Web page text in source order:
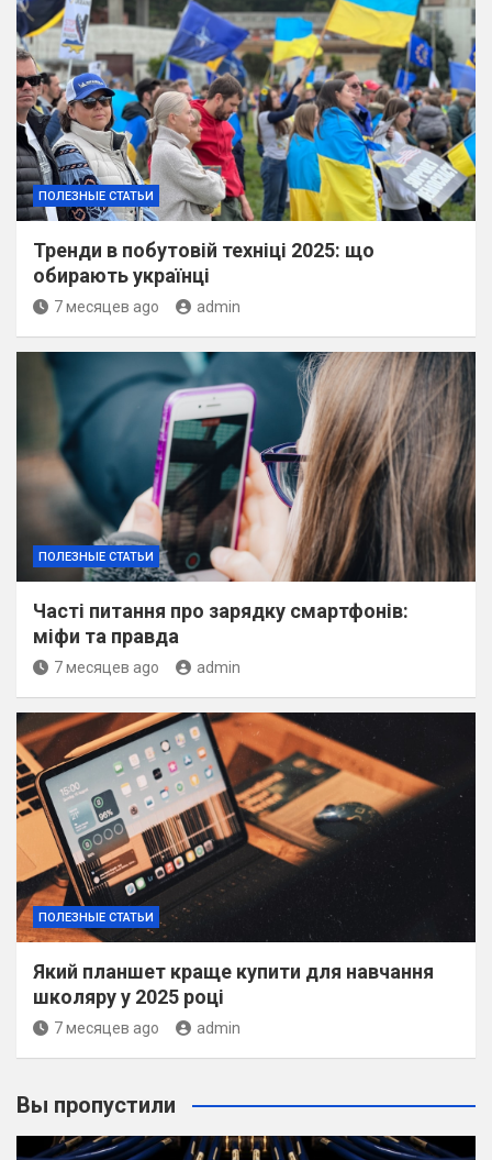
ПОЛЕЗНЫЕ СТАТЬИ
Тренди в побутовій техніці 2025: що
обирають українці
7 месяцев ago admin
ПОЛЕЗНЫЕ СТАТЬИ
Часті питання про зарядку смартфонів:
міфи та правда
7 месяцев ago admin
ПОЛЕЗНЫЕ СТАТЬИ
Який планшет краще купити для навчання
школяру у 2025 році
7 месяцев ago admin
Вы пропустили